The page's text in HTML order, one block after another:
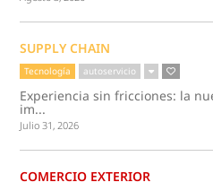
SUPPLY CHAIN
Tecnología autoservicio
Experiencia sin fricciones: la
im...
Julio 31, 2026
COMERCIO EXTERIOR